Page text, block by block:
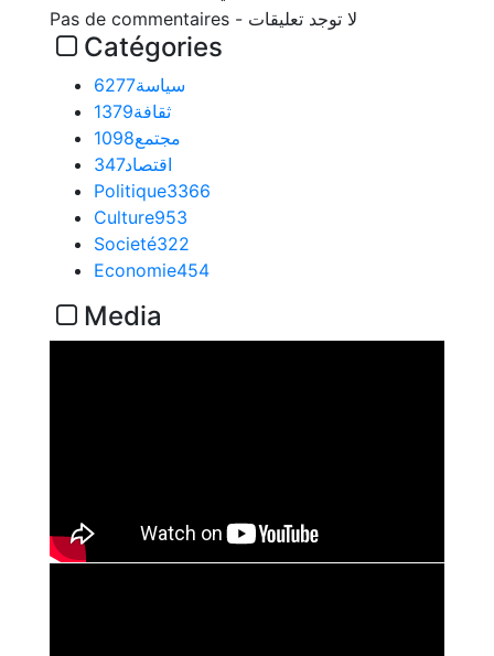
Pas de commentaires - لا توجد تعليقات
Catégories
سياسة6277
ثقافة1379
مجتمع1098
اقتصاد347
Politique3366
Culture953
Societé322
Economie454
Media